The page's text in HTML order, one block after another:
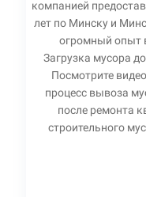
компанией
лет по Минску и
огромный опыт
Загрузка мусора
Посмотрите
процесс вывоза
после ремонта
строительного